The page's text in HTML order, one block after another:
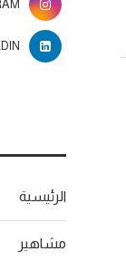
الرئيسية
مشاهير